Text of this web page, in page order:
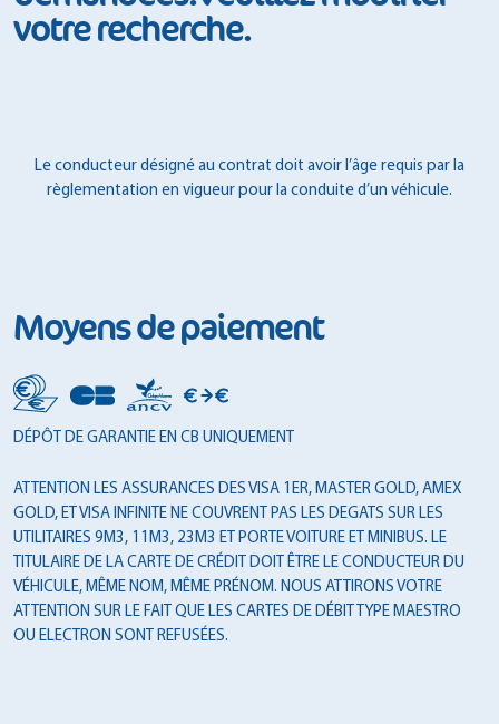
votre recherche.
Le conducteur désigné au contrat doit avoir l’âge requis par la
règlementation en vigueur pour la conduite d’un véhicule.
Moyens de paiement
DÉPÔT DE GARANTIE EN CB UNIQUEMENT
ATTENTION LES ASSURANCES DES VISA 1ER, MASTER GOLD, AMEX
GOLD, ET VISA INFINITE NE COUVRENT PAS LES DEGATS SUR LES
UTILITAIRES 9M3, 11M3, 23M3 ET PORTE VOITURE ET MINIBUS. LE
TITULAIRE DE LA CARTE DE CRÉDIT DOIT ÊTRE LE CONDUCTEUR DU
VÉHICULE, MÊME NOM, MÊME PRÉNOM. NOUS ATTIRONS VOTRE
ATTENTION SUR LE FAIT QUE LES CARTES DE DÉBIT TYPE MAESTRO
OU ELECTRON SONT REFUSÉES.